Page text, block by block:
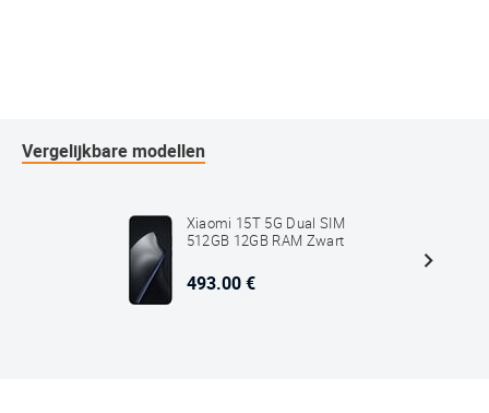
Vergelijkbare modellen
Xiaomi 15T 5G Dual SIM
512GB 12GB RAM Zwart
493.00 €